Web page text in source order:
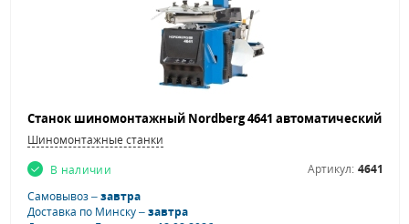
Шиномонтажные станки
В наличии
Артикул: 4641
Самовывоз –завтра
Доставка по Минску –завтра